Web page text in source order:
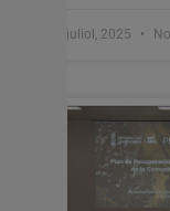
9 juliol, 2025